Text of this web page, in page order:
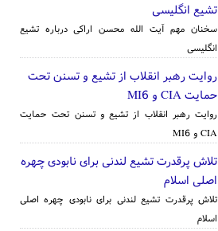
تشیع انگلیسی
سخنان مهم آیت الله محسن اراکی درباره تشیع
انگلیسی
روایت رهبر انقلاب از تشیع و تسنن تحت
حمایت CIA و MI6
روایت رهبر انقلاب از تشیع و تسنن تحت حمایت
CIA و MI6
تلاش پرقدرت تشیع لندنی برای نابودی چهره
اصلی اسلام
تلاش پرقدرت تشیع لندنی برای نابودی چهره اصلی
اسلام